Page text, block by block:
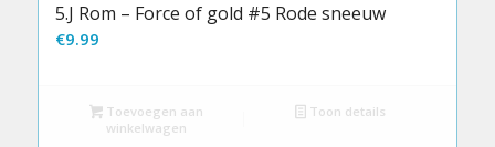
5.J Rom – Force of gold #5 Rode sneeuw
€9.99
Toevoegen aan
winkelwagen
Toon details